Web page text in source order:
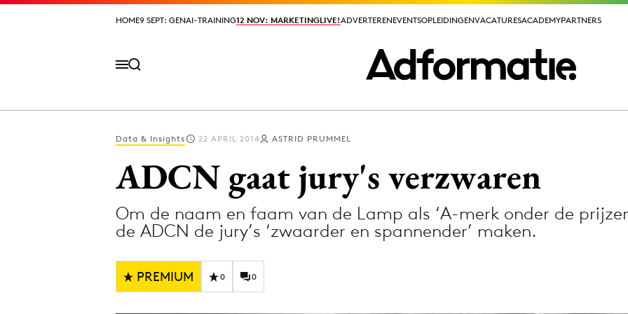
HOME9 SEPT: GENAI-TRAINING12 NOV: MARKETINGLIVE!ADVERTERENEVENTSOPLEIDINGENVACATURESACADEMYPARTNERS
HOME9 SEPT: GENAI-TRAINING12 NOV: MARKETINGLIVE!ADVERTERENEVENTSOPLEIDINGENVACATURESACADEMYPARTNERS
Digital transformation
Diversiteit
Data & Insights 22 APRIL 2014 ASTRID PRUMMEL
ADCN gaat jury's verzwaren
Om de naam en faam van de Lamp als ‘A-merk onder de
de ADCN de jury’s ‘zwaarder en spannender’ maken.
PREMIUM 0 0